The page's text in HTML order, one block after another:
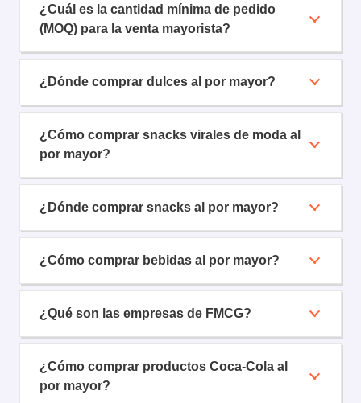
¿Cuál es la cantidad mínima de pedido
(MOQ) para la venta mayorista?
¿Dónde comprar dulces al por mayor?
¿Cómo comprar snacks virales de moda al
por mayor?
¿Dónde comprar snacks al por mayor?
¿Cómo comprar bebidas al por mayor?
¿Qué son las empresas de FMCG?
¿Cómo comprar productos Coca-Cola al
por mayor?